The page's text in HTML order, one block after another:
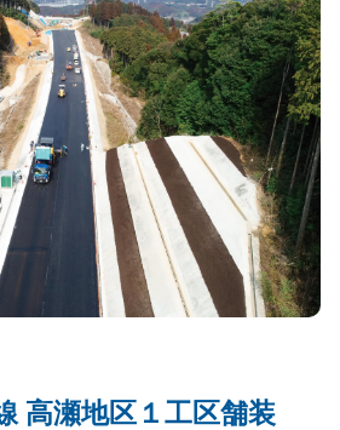
高瀬地区１工区舗装